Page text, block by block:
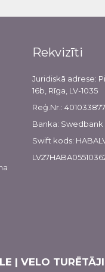
Rekvizīti
Juridiskā adrese:
16b, Rīga, LV-1035
Reģ.Nr.:
Banka: Swedbank
Swift kods:
| VELO TURĒTĀJI